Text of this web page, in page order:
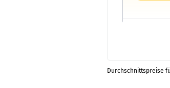
Durchschnittspreise